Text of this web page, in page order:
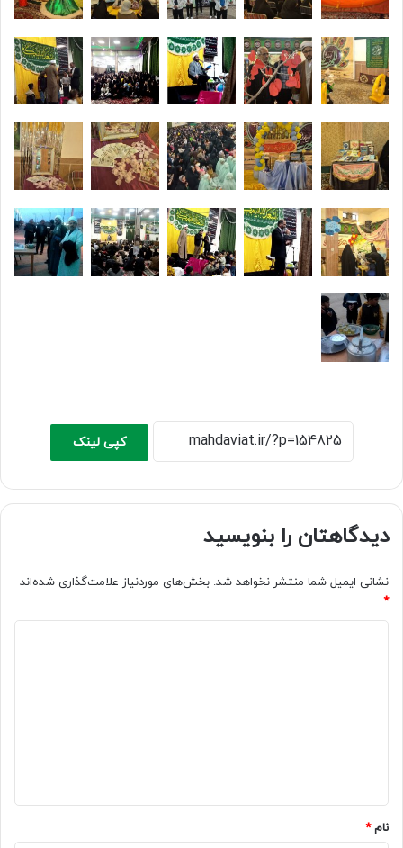
کپی لینک
دیدگاهتان را بنویسید
نشانی ایمیل شما منتشر نخواهد شد. بخش‌های موردنیاز علامت‌گذاری شده‌اند
*
نام*